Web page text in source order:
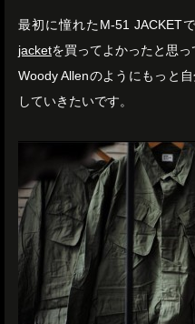
最初に憧れたM-51 JACKET
jacketを買ってよかったと思っ
Woody Allenのようにもっと
していきたいです。